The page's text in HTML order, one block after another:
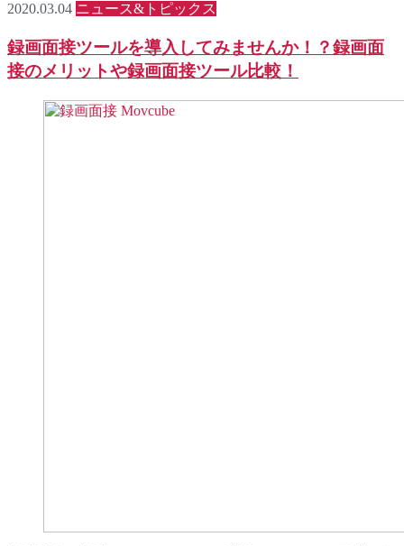
2020.03.04 ニュース&トピックス
録画面接ツールを導入してみませんか！？録画面
接のメリットや録画面接ツール比較！